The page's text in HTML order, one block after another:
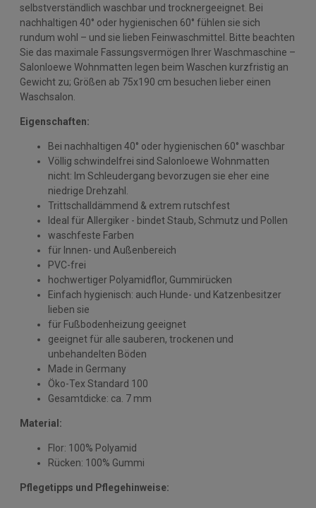
selbstverständlich waschbar und trocknergeeignet. Bei
nachhaltigen 40° oder hygienischen 60° fühlen sie sich
rundum wohl – und sie lieben Feinwaschmittel. Bitte beachten
Sie das maximale Fassungsvermögen Ihrer Waschmaschine –
Salonloewe Wohnmatten legen beim Waschen kurzfristig an
Gewicht zu; Größen ab 75x190 cm besuchen lieber einen
Waschsalon.
Eigenschaften:
Bei nachhaltigen 40° oder hygienischen 60° waschbar
Völlig schwindelfrei sind Salonloewe Wohnmatten
nicht: Im Schleudergang bevorzugen sie eher eine
niedrige Drehzahl.
Trittschalldämmend & extrem rutschfest
Ideal für Allergiker - bindet Staub, Schmutz und Pollen
waschfeste Farben
für Innen- und Außenbereich
PVC-frei
hochwertiger Polyamidflor, Gummirücken
Einfach hygienisch: auch Hunde- und Katzenbesitzer
lieben sie
für Fußbodenheizung geeignet
geeignet für alle sauberen, trockenen und
unbehandelten Böden
Made in Germany
Öko-Tex Standard 100
Gesamtdicke: ca. 7 mm
Material:
Flor: 100% Polyamid
Rücken: 100% Gummi
Pflegetipps und Pflegehinweise: